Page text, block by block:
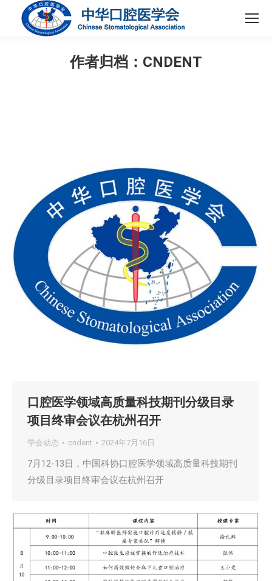
作者归档： CNDENT
口腔医学领域高质量科技期刊分级目录
项目终审会议在杭州召开
学会动态 cndent 2024年7月16日
7月12-13日，中国科协口腔医学领域高质量科技期刊
分级目录项目终审会议在杭州召开